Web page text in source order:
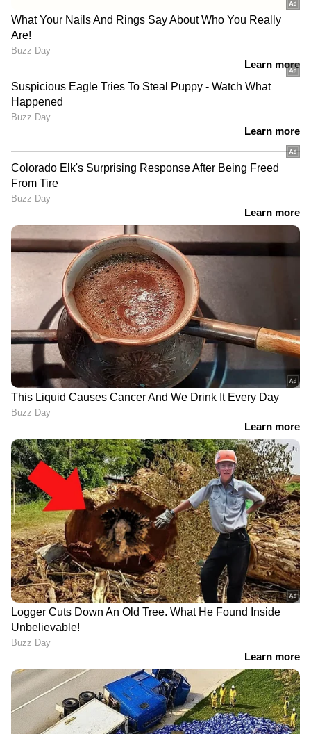
പുറപ്പെടുവിക്കുന്ന ഒരു സിൻക്രണസ് എസി
മോട്ടോറുമായി ബന്ധിപ്പിച്ചിരിക്കുന്നു.
സംയോജിത പവർ ഔട്ട്പുട്ട് 114 bhp ആണ്,
പരമാവധി ഉപയോഗിക്കാവുന്ന ടോർക്ക് 141 Nm
ആണ്. ഇത് ഇ-സിവിടി ഗിയർബോക്സുമായി
ബന്ധിപ്പിച്ചിരിക്കുന്നു.
പുത്തന്‍ ഗ്രാൻഡ് വിറ്റാരയുടെ വിലവിവരം
ചോർന്നു; എത്തുന്നത് മോഹവിലയിലോ?!
ബ്രെസയ്ക്കും എസ്-ക്രോസിനും
അടിവരയിടുന്ന സുസുക്കിയുടെ ഗ്ലോബൽ-സി
പ്ലാറ്റ്‌ഫോമിനെ അടിസ്ഥാനമാക്കിയാണ് പുതിയ
എസ്‌യുവി. കർണാടകയിലെ
ബാംഗ്ലൂരിനടുത്തുള്ള ടൊയോട്ടയുടെ ബിദാദി
നിർമ്മാണ ശാലയിലായിരിക്കും ഇത്
നിർമ്മിക്കുക. മാധ്യമ റിപ്പോർട്ടുകൾ
വിശ്വസിക്കുകയാണെങ്കിൽ, അന്താരാഷ്ട്ര
വിപണികൾ തിരഞ്ഞെടുക്കുന്നതിനായി
സുസുക്കി മെയ്ഡ്-ഇൻ-ഇന്ത്യ ഗ്രാൻഡ്
വിറ്റാരയും കയറ്റുമതി ചെയ്യും.
ഫീച്ചറുകളുടെ കാര്യത്തിൽ, പുതിയ MSIL